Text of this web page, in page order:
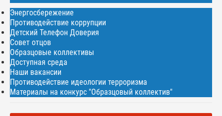
Энергосбережение
Противодействие коррупции
Детский Телефон Доверия
Совет отцов
Образцовые коллективы
Доступная среда
Наши вакансии
Противодействие идеологии терроризма
Материалы на конкурс "Образцовый коллектив"